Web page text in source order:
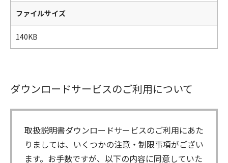
ファイルサイズ
140KB
ダウンロードサービスのご利用について
取扱説明書ダウンロードサービスのご利用にあた
りましては、いくつかの注意・制限事項がござい
ます。お手数ですが、以下の内容に同意していた